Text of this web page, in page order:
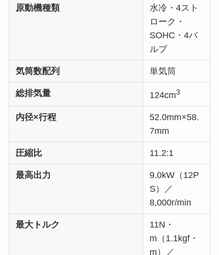
原動機種類
水冷・4スト
ローク・
SOHC・4バ
ルブ
気筒数配列 単気筒
総排気量 124cm3
内径×行程
52.0mm×58.
7mm
圧縮比 11.2:1
最高出力
9.0kW（12P
S）／
8,000r/min
最大トルク
11N・
m（1.1kgf・
m）／